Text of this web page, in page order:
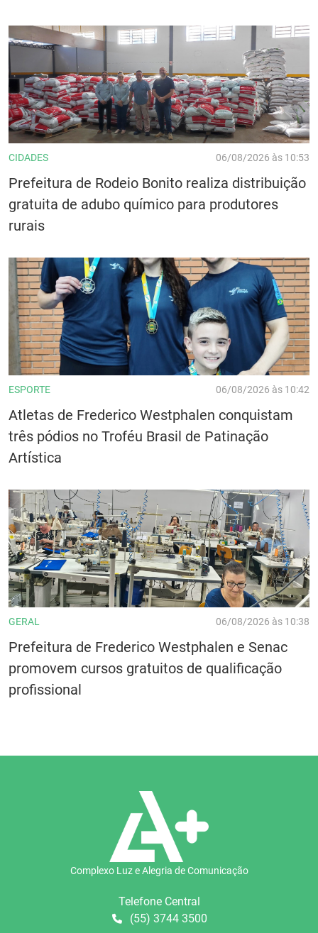
CIDADES 06/08/2026 às 10:53
Prefeitura de Rodeio Bonito realiza distribuição
gratuita de adubo químico para produtores
rurais
ESPORTE 06/08/2026 às 10:42
Atletas de Frederico Westphalen conquistam
três pódios no Troféu Brasil de Patinação
Artística
GERAL 06/08/2026 às 10:38
Prefeitura de Frederico Westphalen e Senac
promovem cursos gratuitos de qualificação
profissional
Complexo Luz e Alegria de Comunicação
Telefone Central
(55) 3744 3500